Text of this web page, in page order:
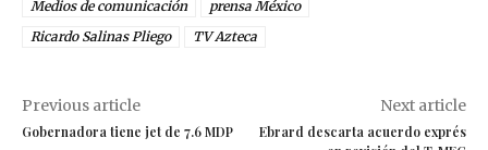
Medios de comunicación
prensa México
Ricardo Salinas Pliego
TV Azteca
Previous article
Gobernadora tiene jet de 7.6 MDP
Next article
Ebrard descarta acuerdo exprés